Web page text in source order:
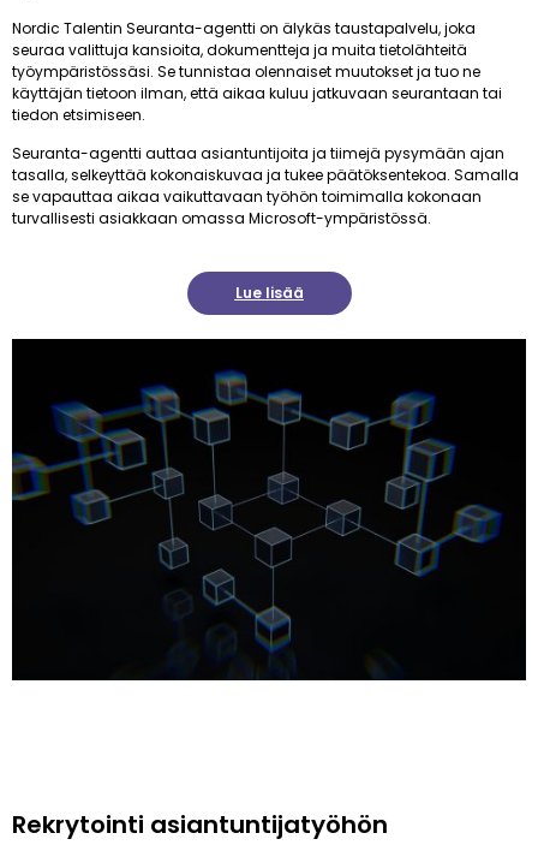
Nordic Talentin Seuranta-agentti on älykäs taustapalvelu, joka
seuraa valittuja kansioita, dokumentteja ja muita tietolähteitä
työympäristössäsi. Se tunnistaa olennaiset muutokset ja tuo ne
käyttäjän tietoon ilman, että aikaa kuluu jatkuvaan seurantaan tai
tiedon etsimiseen.
Seuranta-agentti auttaa asiantuntijoita ja tiimejä pysymään ajan
tasalla, selkeyttää kokonaiskuvaa ja tukee päätöksentekoa. Samalla
se vapauttaa aikaa vaikuttavaan työhön toimimalla kokonaan
turvallisesti asiakkaan omassa Microsoft-ympäristössä.
Lue lisää
Rekrytointi asiantuntijatyöhön